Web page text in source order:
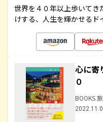
世界を４０年以上歩いてき
けする、人生を輝かせる
心に寄
０
BOOKS